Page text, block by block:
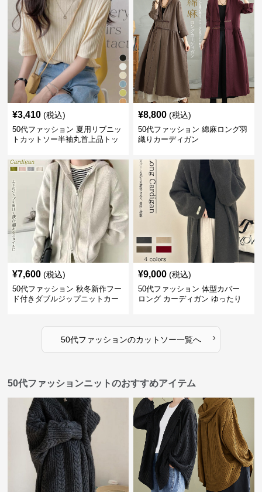
¥3,410 (税込)
50代ファッション 夏用リブニッ
トカットソー半袖丸首上品トッ
¥8,800 (税込)
50代ファッション 綿麻ロング羽
織りカーディガン
¥7,600 (税込)
50代ファッション 秋冬新作フー
ド付きダブルジップニットカー
¥9,000 (税込)
50代ファッション 体型カバー
ロング カーディガン ゆったり
50代ファッションのカットソー一覧へ ›
50代ファッションニットのおすすめアイテム